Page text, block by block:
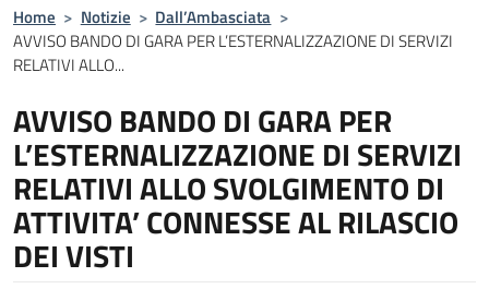
Home > Notizie > Dall’Ambasciata >
AVVISO BANDO DI GARA PER L’ESTERNALIZZAZIONE DI SERVIZI
RELATIVI ALLO...
AVVISO BANDO DI GARA PER
L’ESTERNALIZZAZIONE DI SERVIZI
RELATIVI ALLO SVOLGIMENTO DI
ATTIVITA’ CONNESSE AL RILASCIO
DEI VISTI